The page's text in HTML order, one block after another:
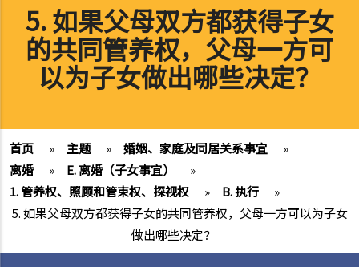
5. 如果父母双方都获得子女
的共同管养权，父母一方可
以为子女做出哪些决定？
首页 » 主题 » 婚姻、家庭及同居关系事宜
»
离婚
» E. 离婚（子女事宜）
»
1. 管养权、照顾和管束权、探视权
» B. 执行
»
5. 如果父母双方都获得子女的共同管养权，父母一方可以为子女
做出哪些决定？